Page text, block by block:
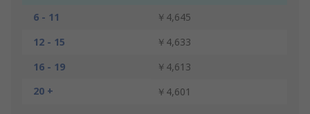
6 - 11
￥4,645
12 - 15
￥4,633
16 - 19
￥4,613
20 +
￥4,601